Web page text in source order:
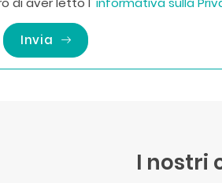
Invia
I nostri